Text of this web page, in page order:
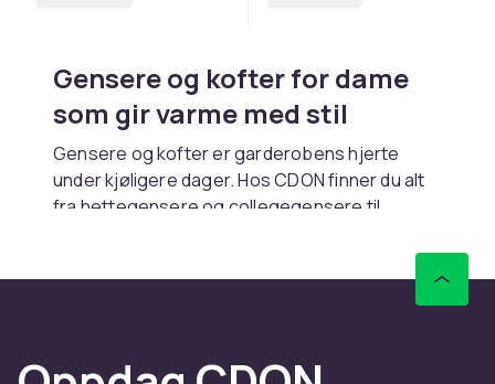
Gensere og kofter for dame
som gir varme med stil
Gensere og kofter er garderobens hjerte
under kjøligere dager. Hos CDON finner du alt
fra hettegensere og collegegensere til
Hettegensere og